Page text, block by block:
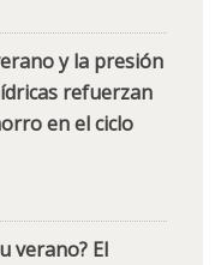
y la presión
refuerzan
en el ciclo
verano? El